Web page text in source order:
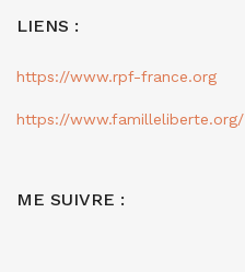
LIENS :
https://www.rpf-france.org
https://www.familleliberte.org/
ME SUIVRE :